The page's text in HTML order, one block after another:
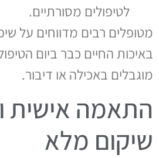
לטיפולים מסורתיים.
מטופלים רבים מדווחים על
באיכות החיים כבר ביום
מוגבלים באכילה או דיבור.
התאמה אישית
שיקום מלא